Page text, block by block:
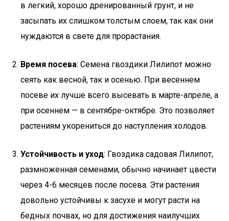
в легкий, хорошо дренированный грунт, и не
засыпать их слишком толстым слоем, так как они
нуждаются в свете для прорастания.
Время посева: Семена гвоздики Лилипот можно
сеять как весной, так и осенью. При весеннем
посеве их лучше всего высевать в марте-апреле, а
при осеннем — в сентябре-октябре. Это позволяет
растениям укорениться до наступления холодов.
Устойчивость и уход: Гвоздика садовая Лилипот,
размноженная семенами, обычно начинает цвести
через 4-6 месяцев после посева. Эти растения
довольно устойчивы к засухе и могут расти на
бедных почвах, но для достижения наилучших